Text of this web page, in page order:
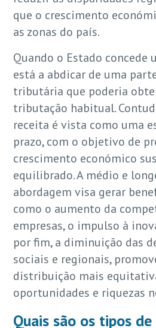
que o crescimento
as zonas do país.
Quando o Estado concede
está a abdicar de uma
tributária que poderia
tributação habitual.
receita é vista como uma
prazo, com o objetivo de
crescimento económico
equilibrado. A médio e
abordagem visa gerar
como o aumento da
empresas, o impulso à
por fim, a diminuição das
sociais e regionais,
distribuição mais
oportunidades e riquezas
Quais são os tipos